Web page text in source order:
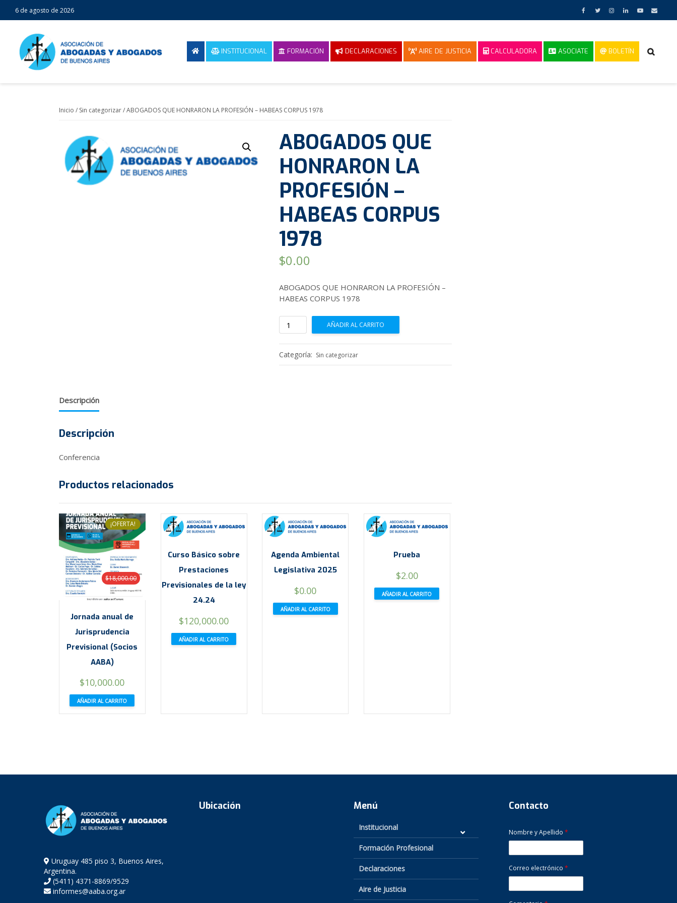
6 de agosto de 2026
INSTITUCIONAL FORMACIÓN DECLARACIONES AIRE DE JUSTICIA CALCULADORA ASOCIATE BOLETÍN
Inicio / Sin categorizar/ ABOGADOS QUE HONRARON LA PROFESIÓN – HABEAS CORPUS 1978
ABOGADOS QUE
HONRARON LA
PROFESIÓN –
HABEAS CORPUS
1978
$0.00
ABOGADOS QUE HONRARON LA PROFESIÓN –
HABEAS CORPUS 1978
ABOGADOS
QUE
HONRARON
LA
PROFESIÓN
AÑADIR AL CARRITO
Categoría: Sin categorizar
Descripción
Descripción
Conferencia
Productos relacionados
¡OFERTA!
Jornada anual de
Jurisprudencia
Previsional (Socios
AABA)
$18,000.00
El
precio
original
$10,000.00El
precio
actual
AÑADIR AL CARRITO
Curso Básico sobre
Prestaciones
Previsionales de la ley
24.24
$120,000.00
AÑADIR AL CARRITO
Agenda Ambiental
Legislativa 2025
$0.00
AÑADIR AL CARRITO
Prueba
$2.00
AÑADIR AL CARRITO
Uruguay 485 piso 3, Buenos Aires,
Argentina.
(5411) 4371-8869/9529
informes@aaba.org.ar
Ubicación Menú
Institucional
Formación Profesional
Declaraciones
Aire de Justicia
Contacto
Nombre y Apellido *
Correo electrónico *